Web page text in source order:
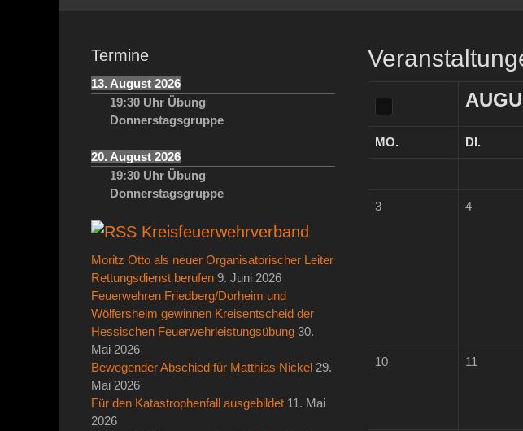
MO. DI.
3 4
10 11
Termine
13. August 2026
19:30Uhr Übung
Donnerstagsgruppe
20. August 2026
19:30Uhr Übung
Donnerstagsgruppe
Kreisfeuerwehrverband
Moritz Otto als neuer Organisatorischer Leiter
Rettungsdienst berufen 9. Juni 2026
Feuerwehren Friedberg/Dorheim und
Wölfersheim gewinnen Kreisentscheid der
Hessischen Feuerwehrleistungsübung 30.
Mai 2026
Bewegender Abschied für Matthias Nickel 29.
Mai 2026
Für den Katastrophenfall ausgebildet 11. Mai
2026